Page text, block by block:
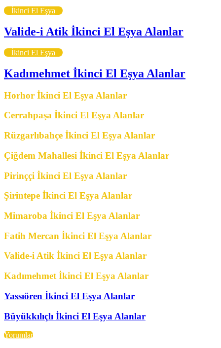
İkinci El Eşya
Valide-i Atik İkinci El Eşya Alanlar
İkinci El Eşya
Kadımehmet İkinci El Eşya Alanlar
Horhor İkinci El Eşya Alanlar
Cerrahpaşa İkinci El Eşya Alanlar
Rüzgarlıbahçe İkinci El Eşya Alanlar
Çiğdem Mahallesi İkinci El Eşya Alanlar
Pirinççi İkinci El Eşya Alanlar
Şirintepe İkinci El Eşya Alanlar
Mimaroba İkinci El Eşya Alanlar
Fatih Mercan İkinci El Eşya Alanlar
Valide-i Atik İkinci El Eşya Alanlar
Kadımehmet İkinci El Eşya Alanlar
Yassıören İkinci El Eşya Alanlar
Büyükkılıçlı İkinci El Eşya Alanlar
Yorumlar